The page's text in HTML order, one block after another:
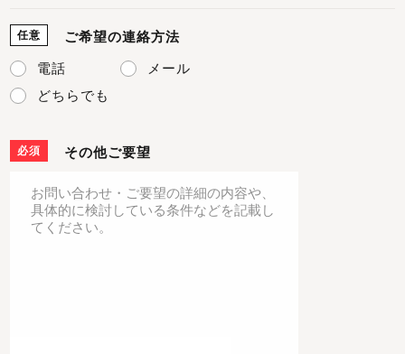
任意 ご希望の連絡方法
電話
メール
どちらでも
必須 その他ご要望